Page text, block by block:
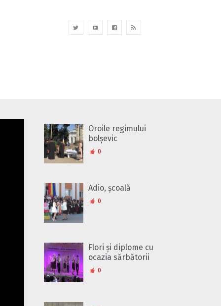
Oroile regimului
bolșevic
0
Adio, școală
0
Flori și diplome cu
ocazia sărbătorii
0